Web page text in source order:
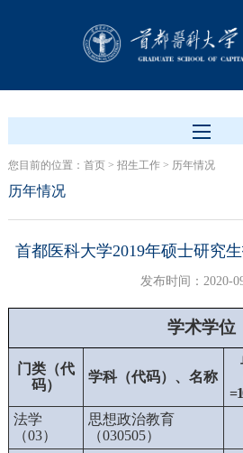
您目前的位置： 首页> 招生工作> 历年情况
历年情况
首都医科大学2019年硕士研究
发布时间：2020-
学术学位
门类（代
码）
学科（代码）、名称
法学
（03）
思想政治教育
（030505）